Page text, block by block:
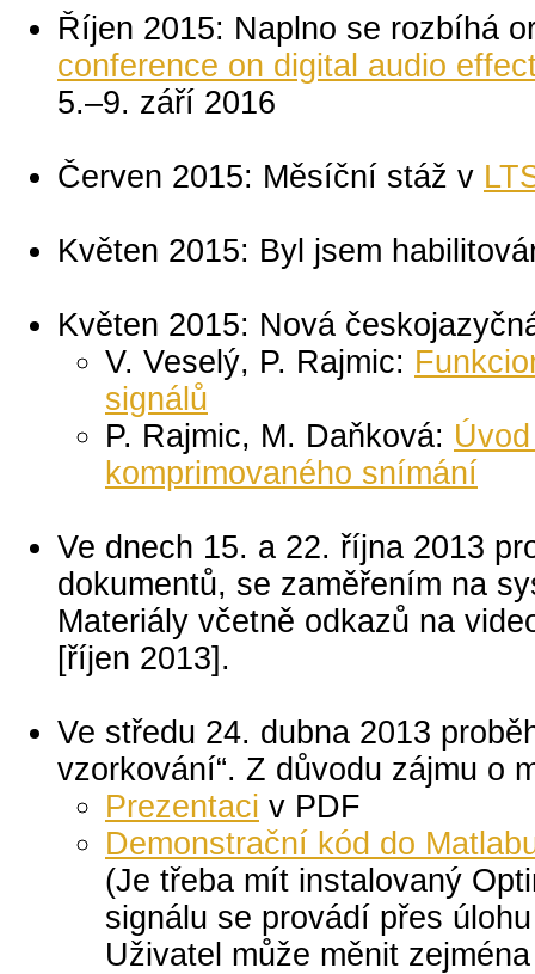
Říjen 2015: Naplno se rozbíhá
conference on digital audio
5.–9. září 2016
Červen 2015: Měsíční stáž v
Květen 2015: Byl jsem
Květen 2015: Nová
V. Veselý, P. Rajmic:
signálů
P. Rajmic, M. Daňková:
komprimovaného snímání
Ve dnech 15. a 22. října 2013
dokumentů, se zaměřením na
Materiály včetně odkazů na
[říjen 2013].
Ve středu 24. dubna 2013
vzorkování“. Z důvodu zájmu o
Prezentaci v PDF
Demonstrační kód do
(Je třeba mít instalovaný
signálu se provádí přes
Uživatel může měnit